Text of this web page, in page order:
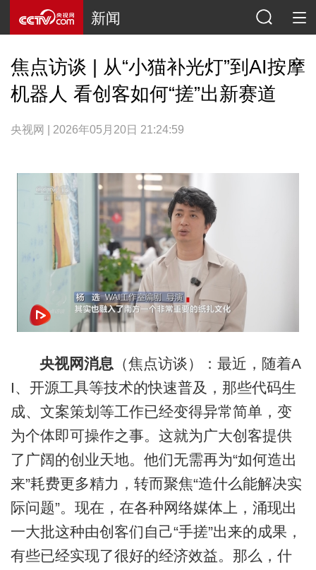
新闻
焦点访谈 | 从“小猫补光灯”到AI按摩
机器人 看创客如何“搓”出新赛道
央视网 | 2026年05月20日 21:24:59
央视网消息 （焦点访谈）：最近，随着A
I、开源工具等技术的快速普及，那些代码生
成、文案策划等工作已经变得异常简单，变
为个体即可操作之事。这就为广大创客提供
了广阔的创业天地。他们无需再为“如何造出
来”耗费更多精力，转而聚焦“造什么能解决实
际问题”。现在，在各种网络媒体上，涌现出
一大批这种由创客们自己“手搓”出来的成果，
有些已经实现了很好的经济效益。那么，什